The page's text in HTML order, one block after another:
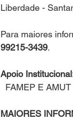
Liberdade -
Para maiores
99215-3439.
Apoio
FAMEP E AMUT
MAIORES